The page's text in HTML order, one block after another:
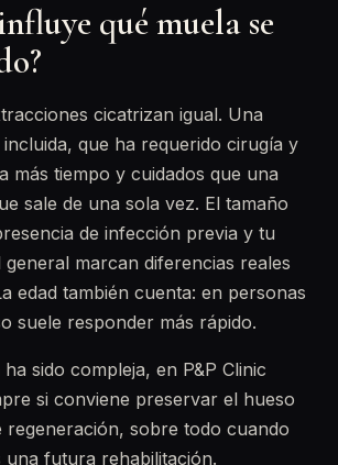
qué muela se
cicatrizan igual. Una
incluida, que ha requerido cirugía y
más tiempo y cuidados que una
sale de una sola vez. El tamaño
de infección previa y tu
general marcan diferencias reales
edad también cuenta: en personas
suele responder más rápido.
sido compleja, en P&P Clinic
si conviene preservar el hueso
regeneración, sobre todo cuando
una futura rehabilitación.